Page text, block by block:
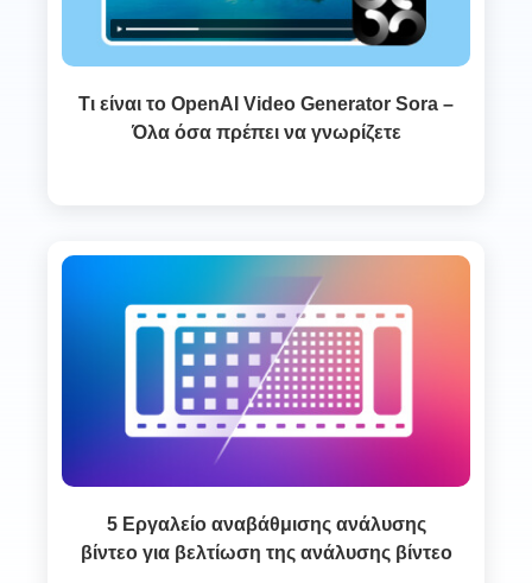
Τι είναι το OpenAI Video Generator Sora –
Όλα όσα πρέπει να γνωρίζετε
5 Εργαλείο αναβάθμισης ανάλυσης
βίντεο για βελτίωση της ανάλυσης βίντεο